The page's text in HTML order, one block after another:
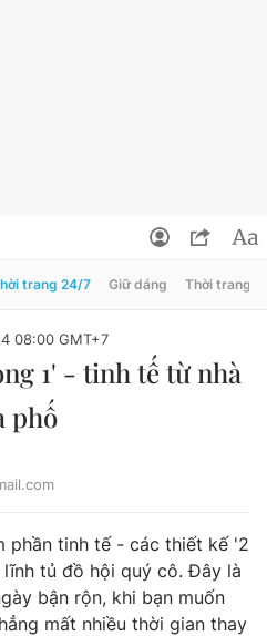
Tin 24h
Tin 360
trang 24/7 Giữ dáng Thời trang
08:00 GMT+7
1' - tinh tế từ nhà
phố
phần tinh tế - các thiết kế '2
tủ đồ hội quý cô. Đây là
bận rộn, khi bạn muốn
mất nhiều thời gian thay